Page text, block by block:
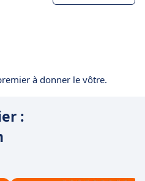
à donner le vôtre.
: